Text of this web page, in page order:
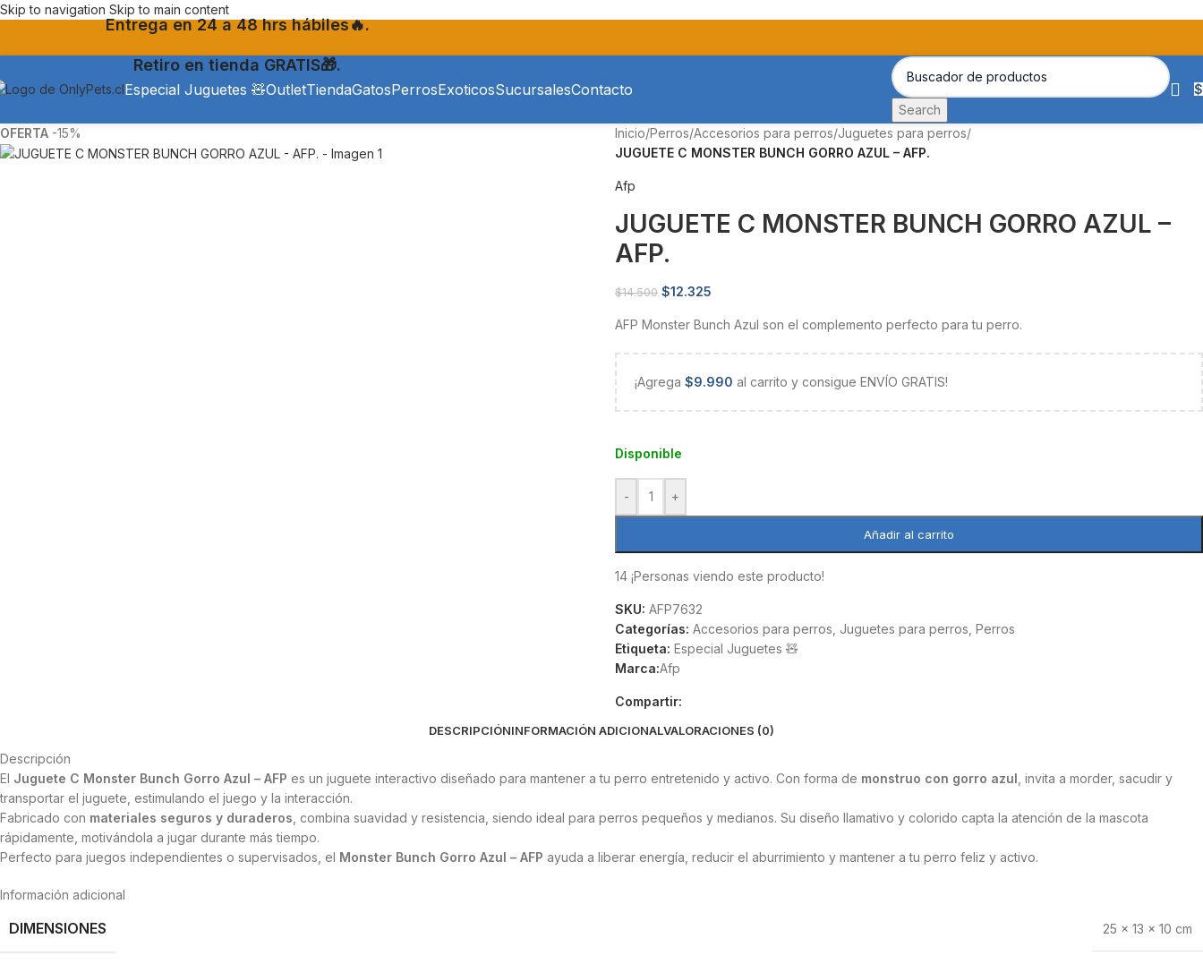
Skip to navigation Skip to main content
Entrega en 24 a 48 hrs hábiles🔥.
Retiro en tienda GRATIS🎁.
Especial Juguetes 🧸OutletTiendaGatosPerrosExoticosSucursalesContacto
Search
$
-15% Inicio/Perros/Accesorios para perros/Juguetes para perros/
JUGUETE C MONSTER BUNCH GORRO AZUL – AFP.
Afp
JUGUETE C MONSTER BUNCH GORRO AZUL –
AFP.
$14.500 $12.325
AFP Monster Bunch Azul son el complemento perfecto para tu perro.
¡Agrega $9.990 al carrito y consigue ENVÍO GRATIS!
Disponible
- +
Añadir al carrito
14 ¡Personas viendo este producto!
SKU: AFP7632
Categorías: Accesorios para perros Juguetes para perros Perros
Etiqueta: Especial Juguetes 🧸
Marca:Afp
Compartir:
DESCRIPCIÓNINFORMACIÓN ADICIONALVALORACIONES (0)
Descripción
El Juguete C Monster Bunch Gorro Azul – AFP es un juguete interactivo diseñado para mantener a tu perro entretenido y activo. Con forma de monstruo con gorro azul , invita a morder, sacudir y
transportar el juguete, estimulando el juego y la interacción.
Fabricado con materiales seguros y duraderos , combina suavidad y resistencia, siendo ideal para perros pequeños y medianos. Su diseño llamativo y colorido capta la atención de la mascota
rápidamente, motivándola a jugar durante más tiempo.
Perfecto para juegos independientes o supervisados, el Monster Bunch Gorro Azul – AFP ayuda a liberar energía, reducir el aburrimiento y mantener a tu perro feliz y activo.
Información adicional
DIMENSIONES 25 × 13 × 10 cm